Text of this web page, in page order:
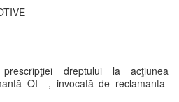
dreptului la acţiunea
OI , invocată de reclamanta-